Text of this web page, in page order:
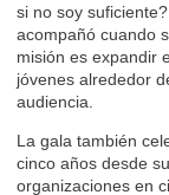
si no soy
acompañó cuando
misión es expandir
jóvenes alrededor
audiencia.
La gala también
cinco años desde
organizaciones en